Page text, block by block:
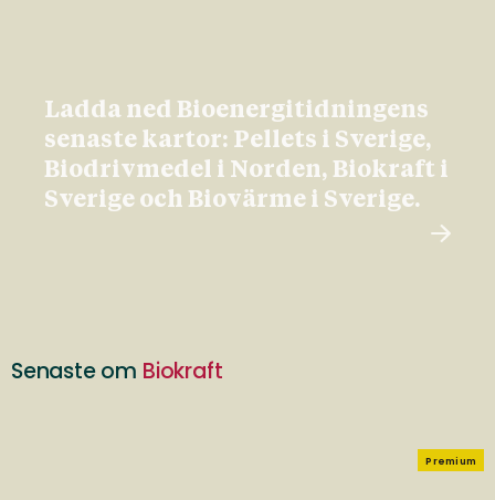
Ladda ned Bioenergitidningens
senaste kartor: Pellets i Sverige,
Biodrivmedel i Norden, Biokraft i
Sverige och Biovärme i Sverige.
Senaste om Biokraft
Premium